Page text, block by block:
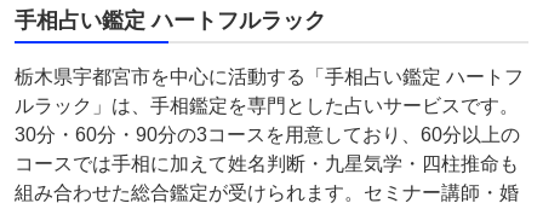
手相占い鑑定 ハートフルラック
栃木県宇都宮市を中心に活動する「手相占い鑑定 ハートフ
ルラック」は、手相鑑定を専門とした占いサービスです。
30分・60分・90分の3コースを用意しており、60分以上の
コースでは手相に加えて姓名判断・九星気学・四柱推命も
組み合わせた総合鑑定が受けられます。セミナー講師・婚